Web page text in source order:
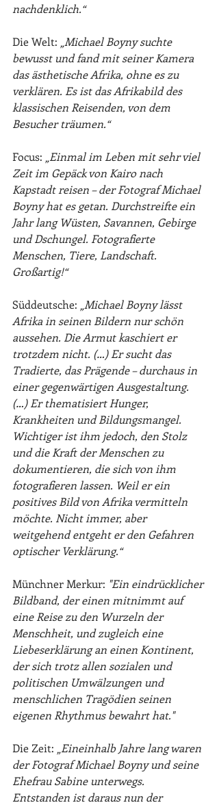
nachdenklich.“
Die Welt:
„Michael Boyny suchte
bewusst und fand mit seiner Kamera
das ästhetische Afrika, ohne es zu
verklären. Es ist das Afrikabild des
klassischen Reisenden, von dem
Besucher träumen.“
Focus:
„Einmal im Leben mit sehr viel
Zeit im Gepäck von Kairo nach
Kapstadt reisen – der Fotograf Michael
Boyny hat es getan. Durchstreifte ein
Jahr lang Wüsten, Savannen, Gebirge
und Dschungel. Fotografierte
Menschen, Tiere, Landschaft.
Großartig!“
Süddeutsche:
„Michael Boyny lässt
Afrika in seinen Bildern nur schön
aussehen. Die Armut kaschiert er
trotzdem nicht. (…) Er sucht das
Tradierte, das Prägende – durchaus in
einer gegenwärtigen Ausgestaltung.
(…) Er thematisiert Hunger,
Krankheiten und Bildungsmangel.
Wichtiger ist ihm jedoch, den Stolz
und die Kraft der Menschen zu
dokumentieren, die sich von ihm
fotografieren lassen. Weil er ein
positives Bild von Afrika vermitteln
möchte. Nicht immer, aber
weitgehend entgeht er den Gefahren
optischer Verklärung.“
Münchner Merkur: "Ein eindrücklicher
Bildband, der einen mitnimmt auf
eine Reise zu den Wurzeln der
Menschheit, und zugleich eine
Liebeserklärung an einen Kontinent,
der sich trotz allen sozialen und
politischen Umwälzungen und
menschlichen Tragödien seinen
eigenen Rhythmus bewahrt hat."
Die Zeit: „Eineinhalb Jahre lang waren
der Fotograf Michael Boyny und seine
Ehefrau Sabine unterwegs.
Entstanden ist daraus nun der